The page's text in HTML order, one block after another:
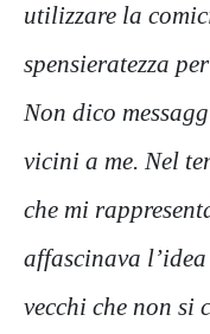
utilizzare la
spensieratezza
Non dico
vicini a me. Nel
che mi
affascinava
vecchi che non si